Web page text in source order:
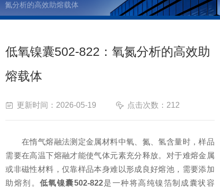
氮分析的高效助熔载体
低氧镍囊502-822：氧氮分析的高效助
熔载体
更新时间：2026-05-19 点击次数：212
在惰气熔融法测定金属材料中氧、氮、氢含量时，样品
需要在高温下熔融才能使气体元素充分释放。对于难熔金属
或非磁性材料，仅靠样品本身难以形成良好熔池，需要添加
助熔剂。低氧镍囊502-822是一种将高纯镍箔制成囊状容